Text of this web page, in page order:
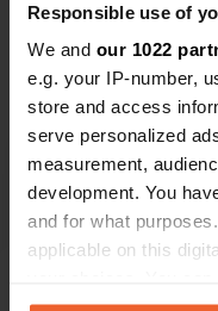
Responsible use of
We and our 1022
e.g. your IP-number,
store and access
serve personalized
measurement,
development. You
and for what
applicable on this
any time from the
Upgrade auf
für die
u
vor 3 Wochen
Originelles Lokal,
und
aber sehr gerne